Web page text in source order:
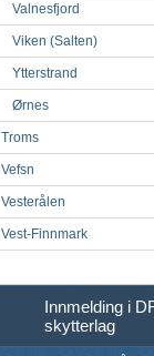
Valnesfjord
Viken (Salten)
Ytterstrand
Ørnes
Troms
Vefsn
Vesterålen
Vest-Finnmark
Innmelding i
skytterlag